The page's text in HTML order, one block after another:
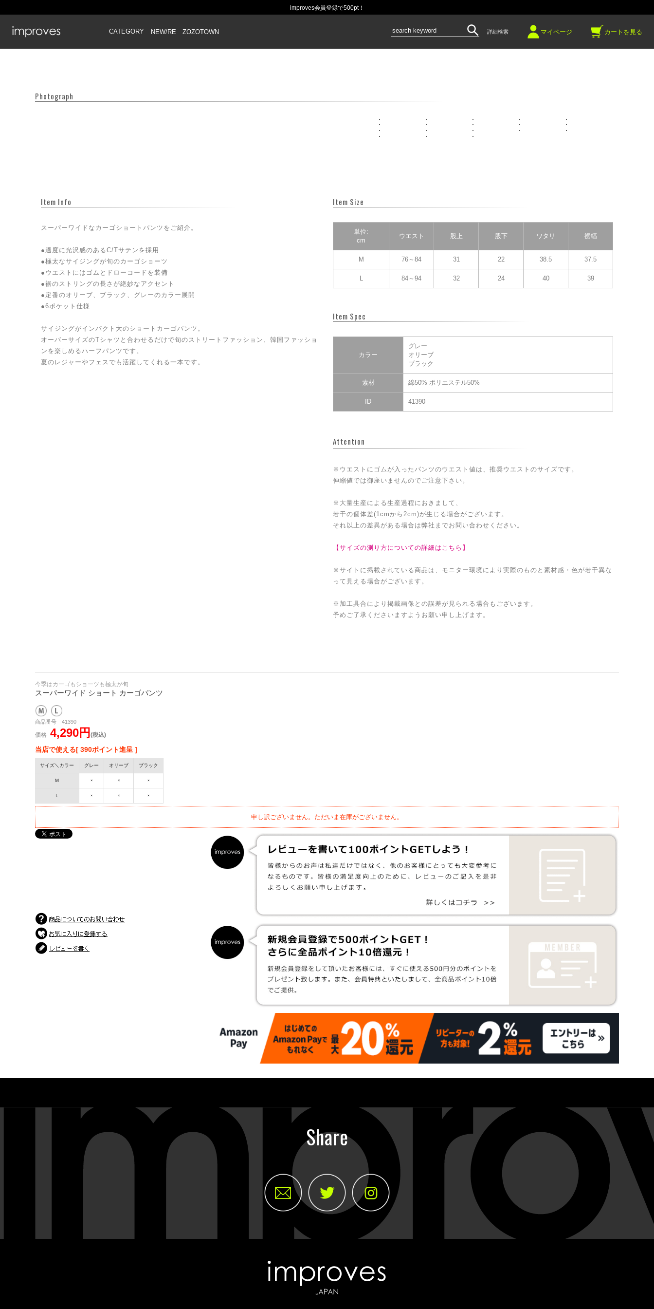
improves会員登録で500pt！
CATEGORY NEW/RE ZOZOTOWN 詳細検索 マイページ カートを見る
Photograph
Item Info
スーパーワイドなカーゴショートパンツをご紹介。
●適度に光沢感のあるC/Tサテンを採用
●極太なサイジングが旬のカーゴショーツ
●ウエストにはゴムとドローコードを装備
●裾のストリングの長さが絶妙なアクセント
●定番のオリーブ、ブラック、グレーのカラー展開
●6ポケット仕様
サイジングがインパクト大のショートカーゴパンツ。
オーバーサイズのTシャツと合わせるだけで旬のストリートファッション、韓国ファッショ
ンを楽しめるハーフパンツです。
夏のレジャーやフェスでも活躍してくれる一本です。
Item Size
単位:
cm
ウエスト 股上 股下 ワタリ 裾幅
M 76～84 31 22 38.5 37.5
L 84～94 32 24 40 39
Item Spec
カラー
グレー
オリーブ
ブラック
素材 綿50% ポリエステル50%
ID 41390
Attention
※ウエストにゴムが入ったパンツのウエスト値は、推奨ウエストのサイズです。
伸縮値では御座いませんのでご注意下さい。
※大量生産による生産過程におきまして、
若干の個体差(1cmから2cm)が生じる場合がございます。
それ以上の差異がある場合は弊社までお問い合わせください。
【サイズの測り方についての詳細はこちら】
※サイトに掲載されている商品は、モニター環境により実際のものと素材感・色が若干異な
って見える場合がございます。
※加工具合により掲載画像との誤差が見られる場合もございます。
予めご了承くださいますようお願い申し上げます。
今季はカーゴもショーツも極太が旬
スーパーワイド ショート カーゴパンツ
商品番号 41390
価格 4,290円 (税込)
当店で使える[ 390ポイント進呈 ]
サイズ＼カラー グレー オリーブ ブラック
Ｍ × × ×
Ｌ × × ×
申し訳ございません。ただいま在庫がございません。
Share